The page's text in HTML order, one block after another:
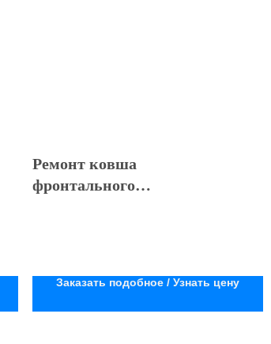
Ремонт ковша
фронтального
Заказать подобное / Узнать цену